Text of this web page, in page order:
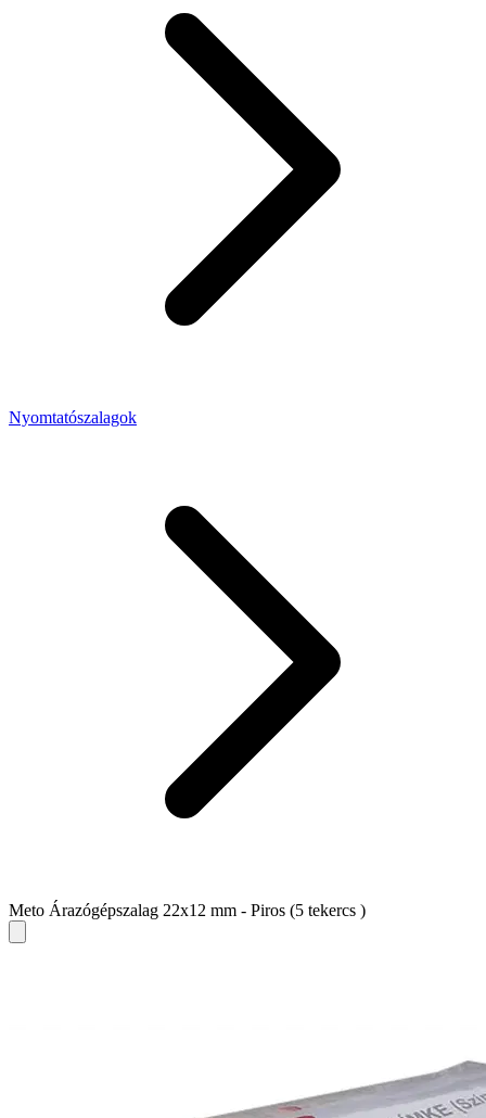
Nyomtatószalagok
Meto Árazógépszalag 22x12 mm - Piros (5 tekercs )